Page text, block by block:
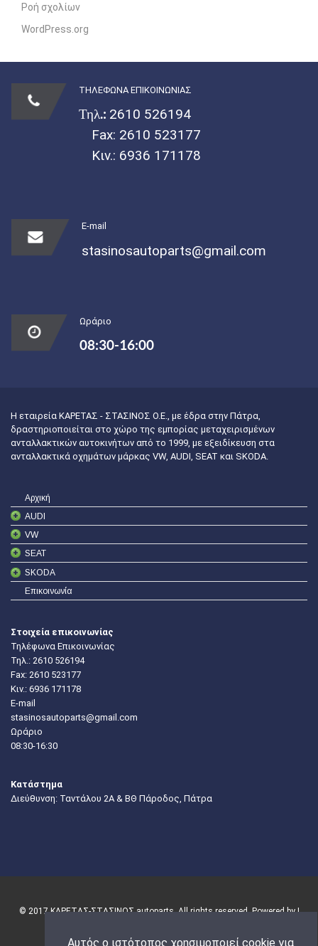
Αυτός ο ιστότοπος χρησιμοποιεί cookie για
Ροή σχολίων
WordPress.org
ΤΗΛΕΦΩΝΑ ΕΠΙΚΟΙΝΩΝΙΑΣ
Τηλ.: 2610 526194
Fax: 2610 523177
Κιν.: 6936 171178
E-mail
stasinosautoparts@gmail.com
Ωράριο
08:30-16:00
Η εταιρεία ΚΑΡΕΤΑΣ - ΣΤΑΣΙΝΟΣ Ο.Ε., με έδρα στην Πάτρα,
δραστηριοποιείται στο χώρο της εμπορίας μεταχειρισμένων
ανταλλακτικών αυτοκινήτων από το 1999, με εξειδίκευση στα
ανταλλακτικά οχημάτων μάρκας VW, AUDI, SEAT και SKODA.
Αρχική
AUDI
VW
SEAT
SKODA
Επικοινωνία
Στοιχεία επικοινωνίας
Τηλέφωνα Επικοινωνίας
Τηλ.: 2610 526194
Fax: 2610 523177
Κιν.: 6936 171178
E-mail
stasinosautoparts@gmail.com
Ωράριο
08:30-16:30
Κατάστημα
Διεύθυνση: Ταντάλου 2Α & ΒΘ Πάροδος, Πάτρα
© 2017 ΚΑΡΕΤΑΣ-ΣΤΑΣΙΝΟΣ autoparts. All rights reserved. Powered by |